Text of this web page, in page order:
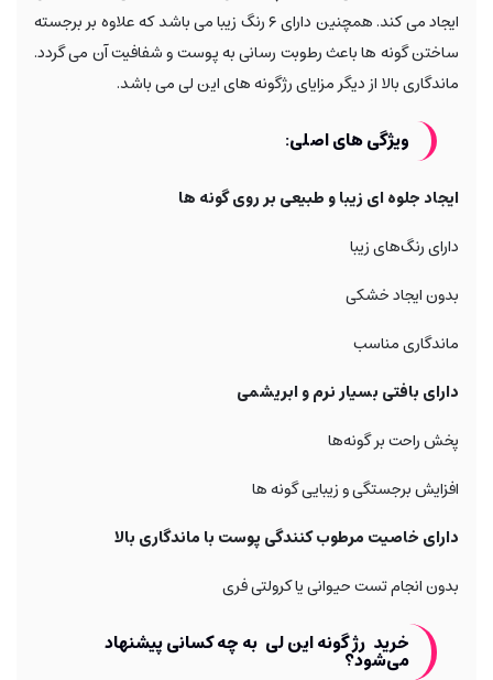
ایجاد می کند. همچنین دارای ۶ رنگ زیبا می باشد که علاوه بر برجسته
ساختن گونه ها باعث رطوبت رسانی به پوست و شفافیت آن می گردد.
ماندگاری بالا از دیگر مزایای رژگونه های این لی می باشد.
ویژگی های اصلی:
ایجاد جلوه ای زیبا و طبیعی بر روی گونه ها
دارای رنگ‌های زیبا
بدون ایجاد خشکی
ماندگاری مناسب
دارای بافتی بسیار نرم و ابریشمی
پخش راحت بر گونه‌ها
افزایش برجستگی و زیبایی گونه ها
دارای خاصیت مرطوب کنندگی پوست با ماندگاری بالا
بدون انجام تست حیوانی یا کرولتی فری
خرید رژ گونه این لی به چه کسانی پیشنهاد
می‌شود؟